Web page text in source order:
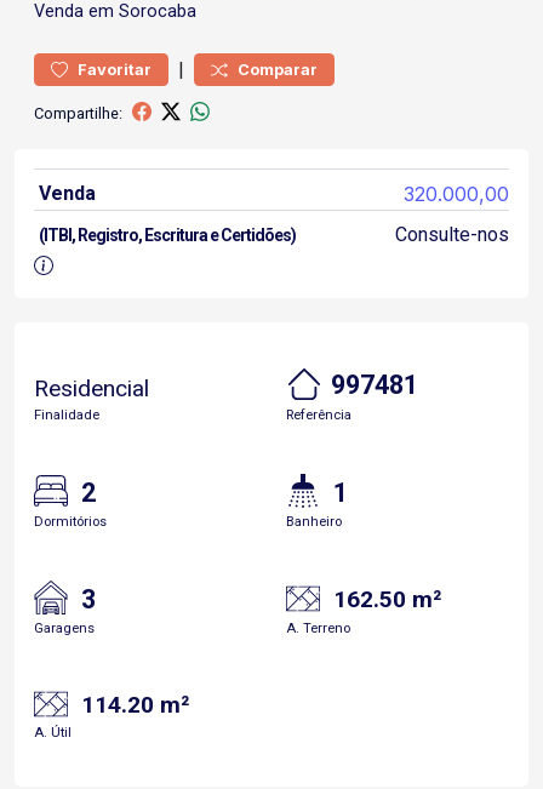
Venda em Sorocaba
Favoritar | Comparar
Compartilhe:
Venda 320.000,00
(ITBI, Registro, Escritura e Certidões) Consulte-nos
Residencial
Finalidade
997481
Referência
2
Dormitórios
1
Banheiro
3
Garagens
162.50 m²
A. Terreno
114.20 m²
A. Útil